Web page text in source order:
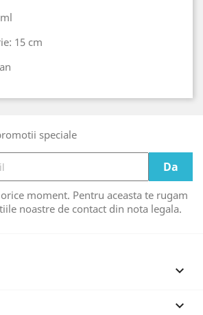
15 cm
speciale
moment. Pentru aceasta te rugam
noastre de contact din nota legala.

